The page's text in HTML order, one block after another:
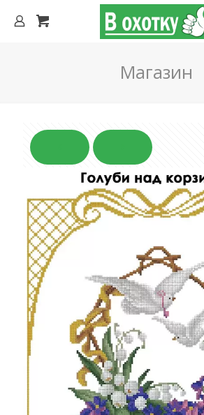
Магазин